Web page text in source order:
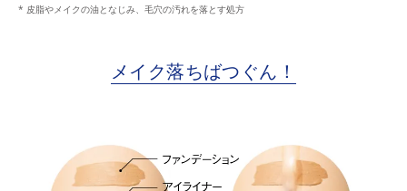
* 皮脂やメイクの油となじみ、毛穴の汚れを落とす処方
メイク落ちばつぐん！